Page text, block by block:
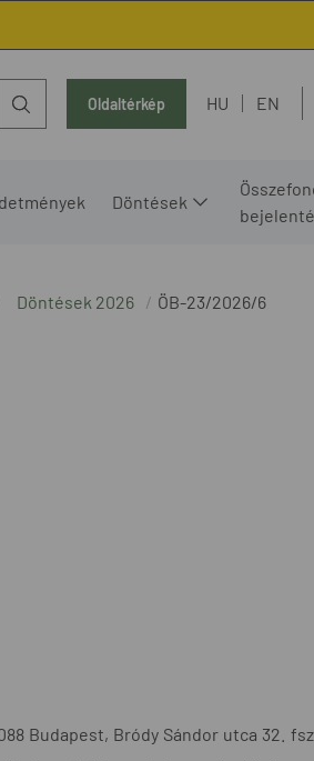
Oldaltérkép HU EN
Döntések
Döntések 2026
ÖB-23/2026/6
Budapest, Bródy Sándor utca 32.